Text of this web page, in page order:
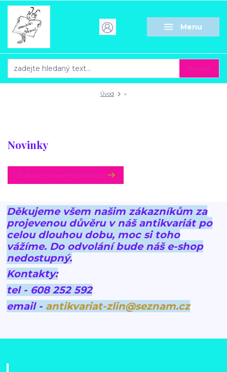
Menu
Úvod »
Novinky
Děkujeme všem našim zákazníkům za
projevenou důvěru v náš antikvariát po
celou dlouhou dobu, moc si toho
vážíme. Do odvolání bude náš e-shop
nedostupný.
Kontakty:
tel - 608 252 592
email - antikvariat-zlin@seznam.cz